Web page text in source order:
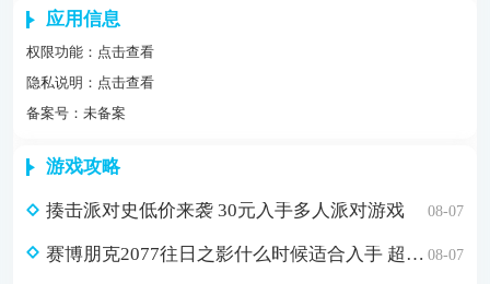
应用信息
权限功能： 点击查看
隐私说明： 点击查看
备案号：未备案
游戏攻略
揍击派对史低价来袭 30元入手多人派对游戏 08-07
赛博朋克2077往日之影什么时候适合入手 超值折扣98元入手方法介绍 08-07